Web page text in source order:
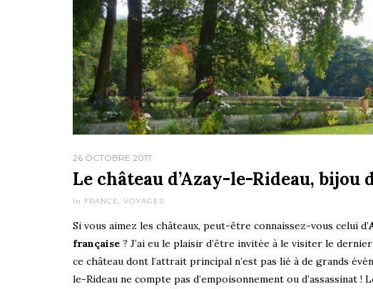
26 OCTOBRE 2017
Le château d’Azay-le-Rideau, bijou
In FRANCE, VOYAGES
Si vous aimez les châteaux, peut-être connaissez-vous celui d’
française ? J’ai eu le plaisir d’être invitée à le visiter le
ce château dont l’attrait principal n’est pas lié à de grands
le-Rideau ne compte pas d’empoisonnement ou d’assassinat